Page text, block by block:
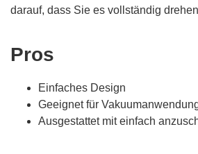
darauf, dass Sie es vollständig
Pros
Einfaches Design
Geeignet für
Ausgestattet mit einfach